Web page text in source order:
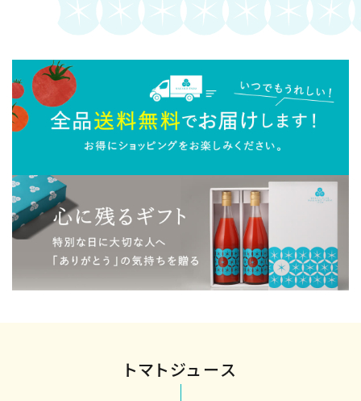
トマトジュース